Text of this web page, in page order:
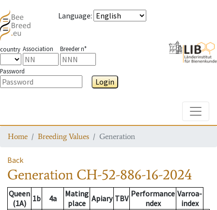
Language:
country Association Breeder n°
Password
Login
Home Breeding Values Generation
Back
Generation CH-52-886-16-2024
Queen
(1A)
1b 4a
Mating
place Apiary TBV Performance
ndex
Varroa-
index